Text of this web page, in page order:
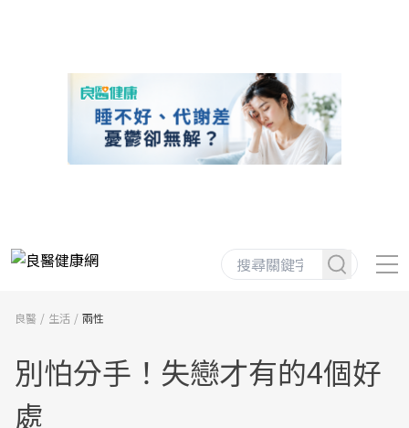
良醫 生活 兩性
別怕分手！失戀才有的4個好
處